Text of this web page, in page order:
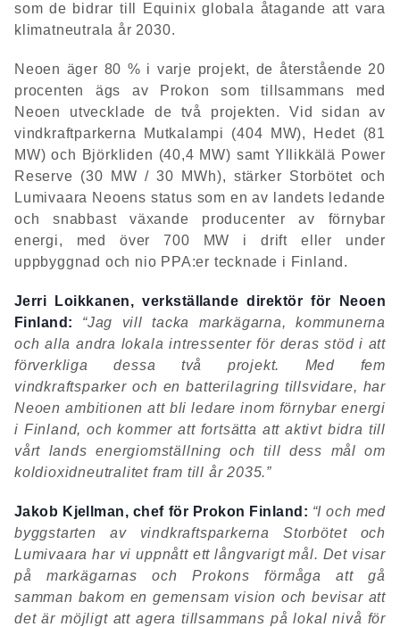
som de bidrar till Equinix globala åtagande att vara
klimatneutrala år 2030.
Neoen äger 80 % i varje projekt, de återstående 20
procenten ägs av Prokon som tillsammans med
Neoen utvecklade de två projekten. Vid sidan av
vindkraftparkerna Mutkalampi (404 MW), Hedet (81
MW) och Björkliden (40,4 MW) samt Yllikkälä Power
Reserve (30 MW / 30 MWh), stärker Storbötet och
Lumivaara Neoens status som en av landets ledande
och snabbast växande producenter av förnybar
energi, med över 700 MW i drift eller under
uppbyggnad och nio PPA:er tecknade i Finland.
Jerri Loikkanen, verkställande direktör för Neoen
Finland: “Jag vill tacka markägarna, kommunerna
och alla andra lokala intressenter för deras stöd i att
förverkliga dessa två projekt. Med fem
vindkraftsparker och en batterilagring tillsvidare, har
Neoen ambitionen att bli ledare inom förnybar energi
i Finland, och kommer att fortsätta att aktivt bidra till
vårt lands energiomställning och till dess mål om
koldioxidneutralitet fram till år 2035.”
Jakob Kjellman, chef för Prokon Finland: “I och med
byggstarten av vindkraftsparkerna Storbötet och
Lumivaara har vi uppnått ett långvarigt mål. Det visar
på markägarnas och Prokons förmåga att gå
samman bakom en gemensam vision och bevisar att
det är möjligt att agera tillsammans på lokal nivå för